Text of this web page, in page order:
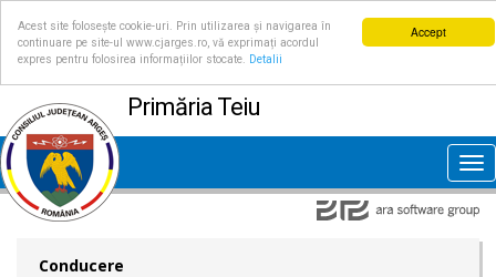
Accept
Acest site folosește cookie-uri. Prin utilizarea și navigarea în
continuare pe site-ul www.cjarges.ro, vă exprimați acordul
expres pentru folosirea informațiilor stocate.
Detalii
Primăria Teiu
Conducere